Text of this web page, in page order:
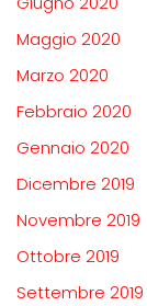
Maggio 2020
Marzo 2020
Febbraio 2020
Gennaio 2020
Dicembre 2019
Novembre 2019
Ottobre 2019
Settembre 2019